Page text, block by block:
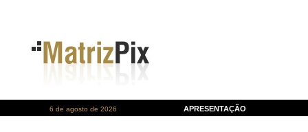
6 de agosto de 2026 APRESENTAÇÃO